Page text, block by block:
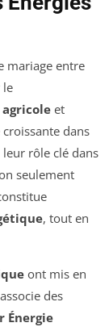
mariage entre
le
agricole et
dans
rôle clé dans
seulement
, tout en
ont mis en
des
Énergie